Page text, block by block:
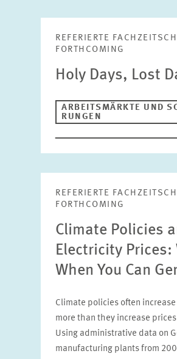
REFERIERTE
FORTHCOMING
Holy Days, Lost
ARBEITSMÄRKTE UND
RUNGEN
REFERIERTE
FORTHCOMING
Climate Policies
Electricity Prices:
When You Can
Climate policies often
more than they increase
Using administrative data on
manufacturing plants from